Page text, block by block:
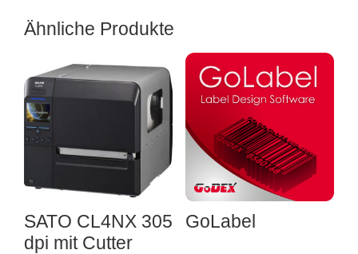
Ähnliche Produkte
SATO CL4NX 305
dpi mit Cutter
GoLabel